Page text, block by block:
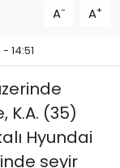
A- A+
14:51
(35)
Hyundai
seyir